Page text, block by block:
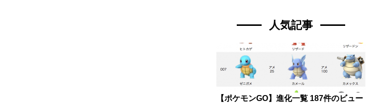
人気記事
【ポケモンGO】進化一覧 187件のビュー